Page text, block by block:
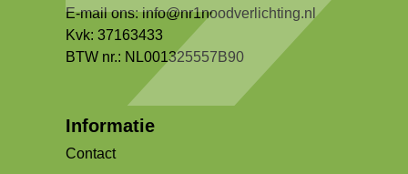
E-mail ons:info@nr1noodverlichting.nl
Kvk: 37163433
BTW nr.: NL001325557B90
Informatie
Contact